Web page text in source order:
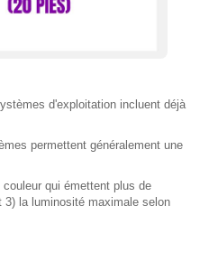
d'exploitation incluent déjà
permettent généralement une
qui émettent plus de
3) la luminosité maximale selon